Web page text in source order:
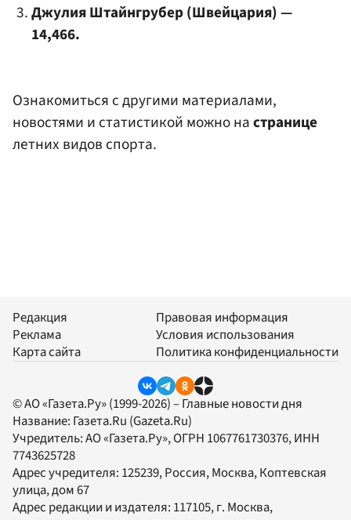
Джулия Штайнгрубер(Швейцария) —
14,466.
Ознакомиться с другими материалами,
новостями и статистикой можно настранице
летних видов спорта.
Редакция
Реклама
Карта сайта
Правовая информация
Условия использования
Политика конфиденциальности
© АО «Газета.Ру» (1999-2026) – Главные новости дня
Название: Газета.Ru (Gazeta.Ru)
Учредитель:АО «Газета.Ру», ОГРН 1067761730376, ИНН
7743625728
Адрес учредителя: 125239, Россия, Москва, Коптевская
улица, дом 67
Адрес редакции и издателя: 117105, г. Москва,